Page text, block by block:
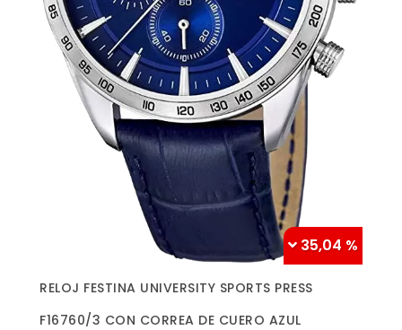
Más información »
35,04 %
RELOJ FESTINA UNIVERSITY SPORTS PRESS
F16760/3 CON CORREA DE CUERO AZUL